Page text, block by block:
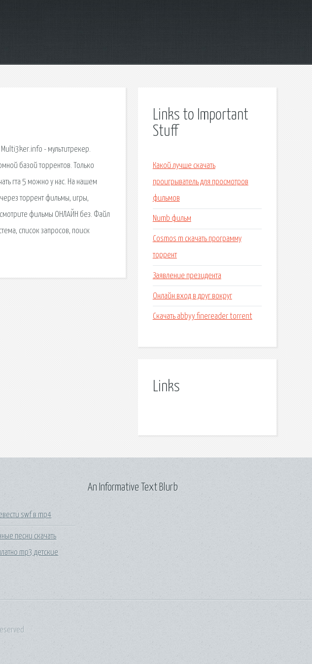
- мультитрекер.
базой торрентов. Только
гта 5 можно у нас. На нашем
торрент фильмы, игры,
фильмы ОНЛАЙН без. Файл
список запросов, поиск
Links to Important
Stuff
Какой лучше скачать
проигрыватель для просмотров
фильмов
Numb фильм
Cosmos m скачать программу
торрент
Заявление президента
Онлайн вход в друг вокруг
Скачать abbyy finereader torrent
Links
swf в mp4
песни скачать
mp3 детские
An Informative Text Blurb